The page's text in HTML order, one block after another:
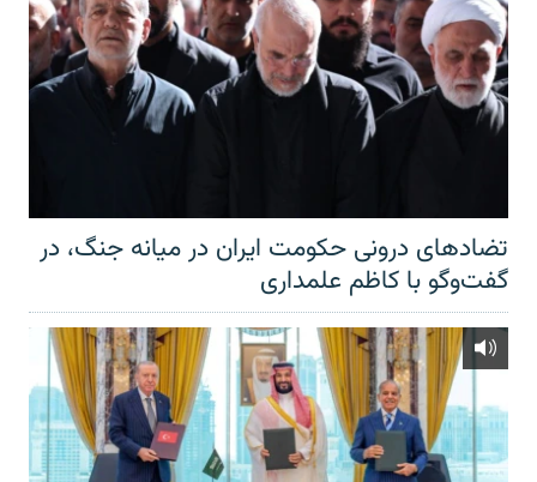
تضادهای درونی حکومت ایران در میانه جنگ، در
گفت‌‌وگو با کاظم علمداری